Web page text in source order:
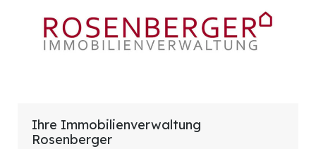
Ihre Immobilienverwaltung
Rosenberger